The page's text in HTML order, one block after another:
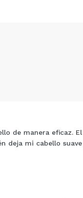
de manera eficaz.
mi cabello